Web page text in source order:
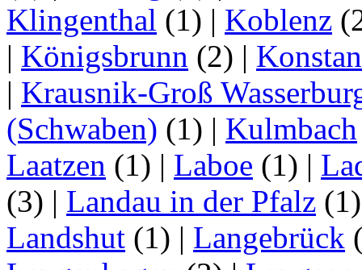
Klingenthal (1) | Koblenz
| Königsbrunn (2) |
| Krausnik-Groß
(Schwaben) (1) | Kulmbach
Laatzen (1) | Laboe (1) |
(3) | Landau in der Pfalz
Landshut (1) | Langebrück